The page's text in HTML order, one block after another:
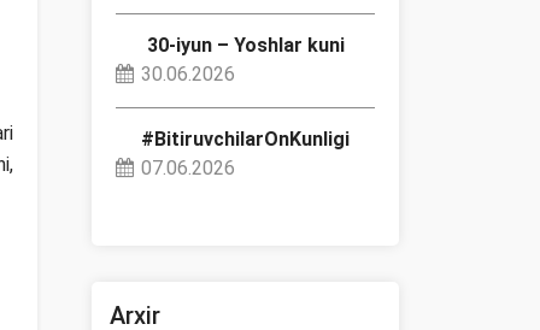
30-iyun – Yoshlar kuni
30.06.2026
#BitiruvchilarOnKunligi
07.06.2026
Arxir